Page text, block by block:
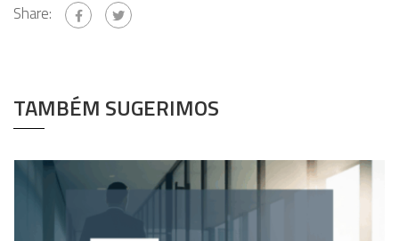
Share:
TAMBÉM SUGERIMOS